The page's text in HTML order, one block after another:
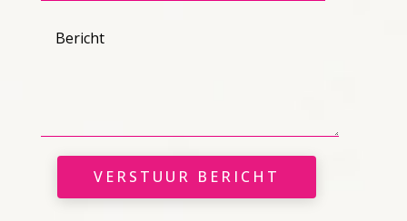
VERSTUUR BERICHT